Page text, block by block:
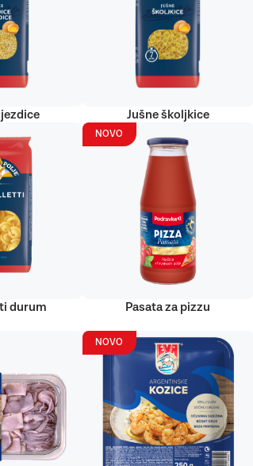
Jušne školjkice
durum
NOVO
Pasata za pizzu
NOVO